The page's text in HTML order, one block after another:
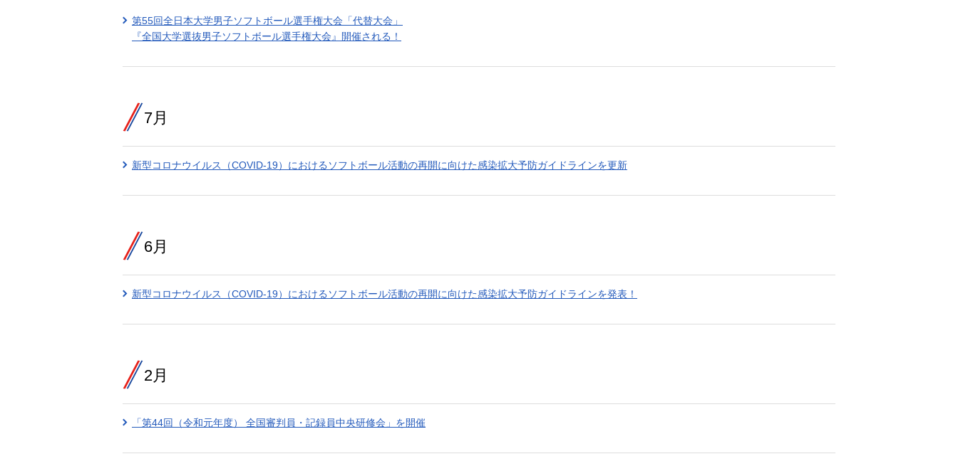
第55回全日本大学男子ソフトボール選手権大会「代替大会」
『全国大学選抜男子ソフトボール選手権大会』開催される！
7月
新型コロナウイルス（COVID‐19）におけるソフトボール活動の再開に向けた感染拡大予防ガイドラインを更新
6月
新型コロナウイルス（COVID‐19）におけるソフトボール活動の再開に向けた感染拡大予防ガイドラインを発表！
2月
「第44回（令和元年度） 全国審判員・記録員中央研修会」を開催